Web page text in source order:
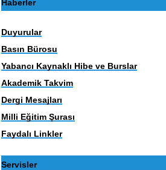
Haberler
Duyurular
Basın Bürosu
Yabancı Kaynaklı Hibe ve Burslar
Akademik Takvim
Dergi Mesajları
Milli Eğitim Şurası
Faydalı Linkler
Servisler